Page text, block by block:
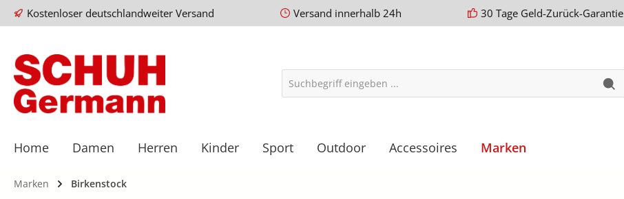
Kostenloser deutschlandweiter Versand Versand innerhalb 24h 30 Tage Geld-Zurück-Garantie
Home Damen Herren Kinder Sport Outdoor Accessoires Marken
Marken Birkenstock